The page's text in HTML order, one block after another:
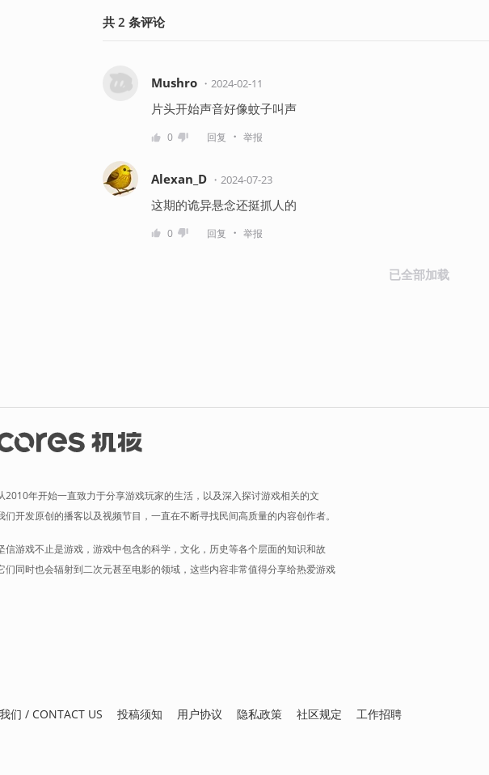
共 2 条评论
Mushro ・ 2024-02-11
片头开始声音好像蚊子叫声
0 回复 ・ 举报
Alexan_D ・ 2024-07-23
这期的诡异悬念还挺抓人的
0 回复 ・ 举报
已全部加载
2010年开始一直致力于分享游戏玩家的生活，以及深入探讨游戏相关的文
们开发原创的播客以及视频节目，一直在不断寻找民间高质量的内容创作者。
信游戏不止是游戏，游戏中包含的科学，文化，历史等各个层面的知识和故
们同时也会辐射到二次元甚至电影的领域，这些内容非常值得分享给热爱游戏
们 / CONTACT US 投稿须知 用户协议 隐私政策 社区规定 工作招聘